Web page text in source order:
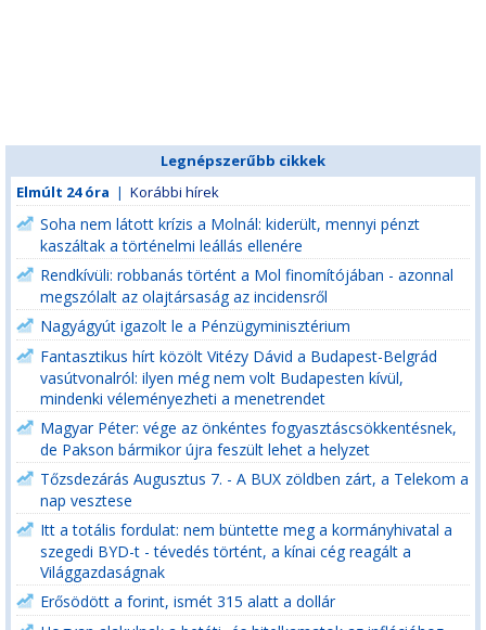
Legnépszerűbb cikkek
Elmúlt 24 óra | Korábbi hírek
Soha nem látott krízis a Molnál: kiderült, mennyi pénzt
kaszáltak a történelmi leállás ellenére
Rendkívüli: robbanás történt a Mol finomítójában - azonnal
megszólalt az olajtársaság az incidensről
Nagyágyút igazolt le a Pénzügyminisztérium
Fantasztikus hírt közölt Vitézy Dávid a Budapest-Belgrád
vasútvonalról: ilyen még nem volt Budapesten kívül,
mindenki véleményezheti a menetrendet
Magyar Péter: vége az önkéntes fogyasztáscsökkentésnek,
de Pakson bármikor újra feszült lehet a helyzet
Tőzsdezárás Augusztus 7. - A BUX zöldben zárt, a Telekom a
nap vesztese
Itt a totális fordulat: nem büntette meg a kormányhivatal a
szegedi BYD-t - tévedés történt, a kínai cég reagált a
Világgazdaságnak
Erősödött a forint, ismét 315 alatt a dollár